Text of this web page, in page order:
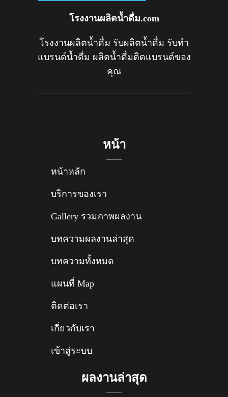
โรงงานผลิตน้ำดื่ม.com
โรงงานผลิตน้ำดื่ม รับผลิตน้ำดื่ม รับทำ
แบรนด์น้ำดื่ม ผลิตน้ำดื่มติดแบรนด์ของ
คุณ
หน้า
หน้าหลัก
บริการของเรา
Gallery รวมภาพผลงาน
บทความผลงานล่าสุด
บทความทั้งหมด
แผนที่ Map
ติดต่อเรา
เกี่ยวกับเรา
เข้าสู่ระบบ
ผลงานล่าสุด